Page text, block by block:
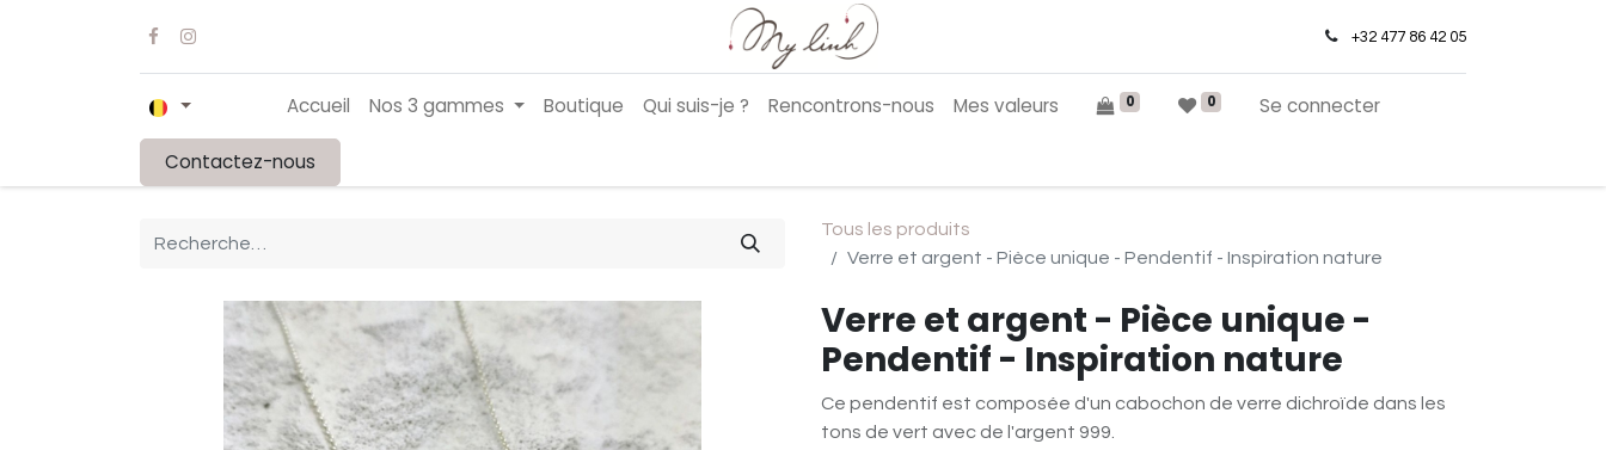
+32 477 86 42 05
Accueil Nos 3 gammes Boutique Qui suis-je ? Rencontrons-nous Mes valeurs 0 0 Se connecter
Contactez-nous
Tous les produits
Verre et argent - Pièce unique - Pendentif - Inspiration nature
Verre et argent - Pièce unique -
Pendentif - Inspiration nature
Ce pendentif est composée d'un cabochon de verre dichroïde dans les
tons de vert avec de l'argent 999.